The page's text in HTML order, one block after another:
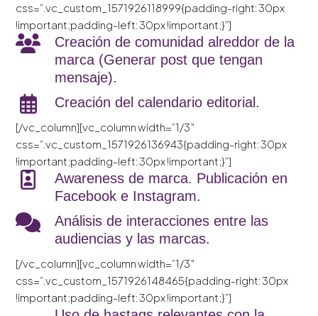
css=”.vc_custom_1571926118999{padding-right: 30px
!important;padding-left: 30px !important;}”]
Creación de comunidad alreddor de la
marca (Generar post que tengan
mensaje).
Creación del calendario editorial.
[/vc_column][vc_column width=”1/3″
css=”.vc_custom_1571926136943{padding-right: 30px
!important;padding-left: 30px !important;}”]
Awareness de marca. Publicación en
Facebook e Instagram.
Análisis de interacciones entre las
audiencias y las marcas.
[/vc_column][vc_column width=”1/3″
css=”.vc_custom_1571926148465{padding-right: 30px
!important;padding-left: 30px !important;}”]